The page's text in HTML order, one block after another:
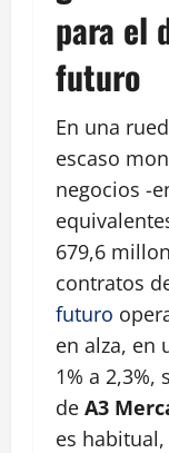
para el
futuro
En una
escaso
negocios -
679,6
contratos
futuro
en alza, en
1% a 2,3%,
de A3
es